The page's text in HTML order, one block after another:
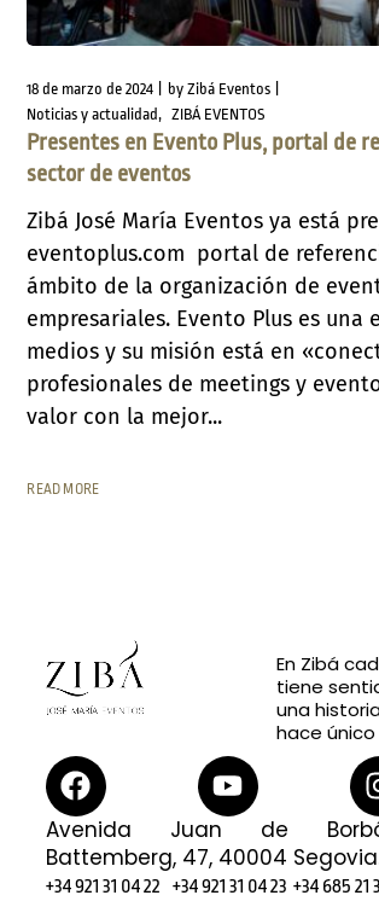
18 de marzo de 2024 byZibá Eventos
Noticias y actualidad
ZIBÁ EVENTOS
Presentes en Evento Plus, portal de
sector de eventos
Zibá José María Eventos ya está
eventoplus.com portal de
ámbito de la organización de
empresariales. Evento Plus es una
medios y su misión está en
profesionales de meetings y
valor con la mejor...
READ MORE
En Zibá
tiene
una
hace
Avenida Juan de
Battemberg, 47, 40004
+34 921 31 04 22 +34 921 31 04 23 +34 685 21